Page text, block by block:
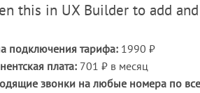
this in UX Builder to add
подключения тарифа: 1990 ₽
плата: 701 ₽ в месяц
звонки на любые номера по